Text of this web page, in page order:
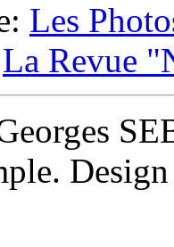
Les
La Revue
Design